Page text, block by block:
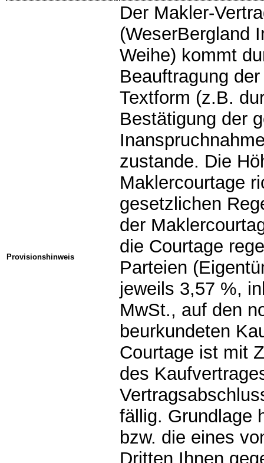
Provisionshinweis
Der Makler-
(WeserBergland
Weihe) kommt
Beauftragung
Textform (z.B.
Bestätigung der
zustande. Die
Maklercourtage
gesetzlichen
der
die Courtage
Parteien
jeweils 3,57 %,
MwSt., auf den
beurkundeten
Courtage ist mit
des
fällig. Grundlage
bzw. die eines
Dritten Ihnen